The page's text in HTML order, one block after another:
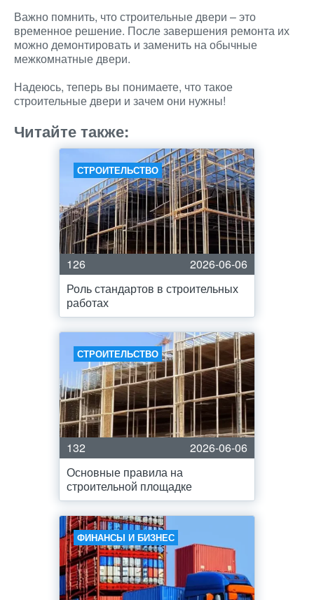
Важно помнить, что строительные двери – это
временное решение. После завершения ремонта их
можно демонтировать и заменить на обычные
межкомнатные двери.
Надеюсь, теперь вы понимаете, что такое
строительные двери и зачем они нужны!
Читайте также:
СТРОИТЕЛЬСТВО
126
2026-06-06
Роль стандартов в строительных
работах
СТРОИТЕЛЬСТВО
132
2026-06-06
Основные правила на
строительной площадке
ФИНАНСЫ И БИЗНЕС